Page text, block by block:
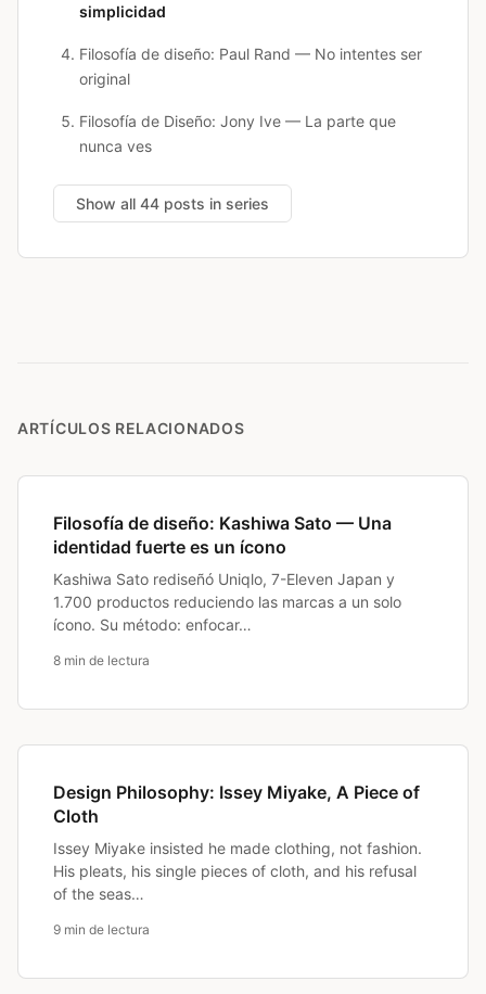
simplicidad
Filosofía de diseño: Paul Rand — No intentes ser
original
Filosofía de Diseño: Jony Ive — La parte que
nunca ves
Show all 44 posts in series
ARTÍCULOS RELACIONADOS
Filosofía de diseño: Kashiwa Sato — Una
identidad fuerte es un ícono
Kashiwa Sato rediseñó Uniqlo, 7-Eleven Japan y
1.700 productos reduciendo las marcas a un solo
ícono. Su método: enfocar…
8 min de lectura
Design Philosophy: Issey Miyake, A Piece of
Cloth
Issey Miyake insisted he made clothing, not fashion.
His pleats, his single pieces of cloth, and his refusal
of the seas…
9 min de lectura